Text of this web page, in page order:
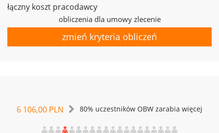
łączny koszt pracodawcy
obliczenia dla umowy zlecenie
zmień kryteria obliczeń
6 106,00 PLN 80% uczestników OBW zarabia więcej